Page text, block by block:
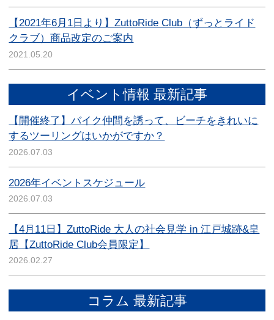
【2021年6月1日より】ZuttoRide Club（ずっとライド
クラブ）商品改定のご案内
2021.05.20
イベント情報 最新記事
【開催終了】バイク仲間を誘って、ビーチをきれいに
するツーリングはいかがですか？
2026.07.03
2026年イベントスケジュール
2026.07.03
【4月11日】ZuttoRide 大人の社会見学 in 江戸城跡&皇
居【ZuttoRide Club会員限定】
2026.02.27
コラム 最新記事